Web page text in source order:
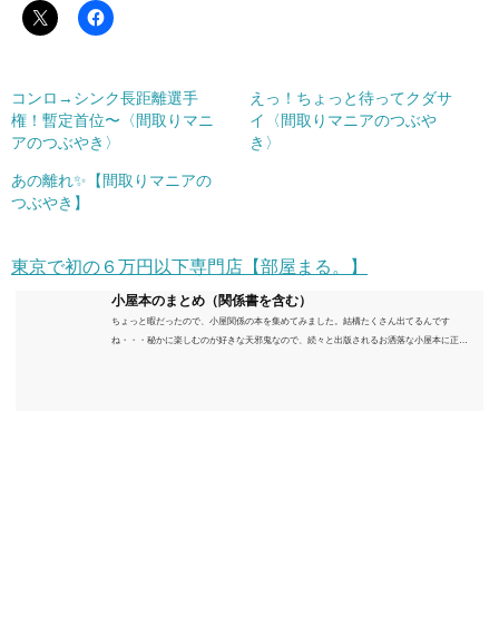
コンロ→シンク長距離選手
権！暫定首位〜〈間取りマニ
アのつぶやき〉
えっ！ちょっと待ってクダサ
イ〈間取りマニアのつぶや
き〉
あの離れ✨【間取りマニアの
つぶやき】
東京で初の６万円以下専門店【部屋まる。】
小屋本のまとめ（関係書を含む）
ちょっと暇だったので、小屋関係の本を集めてみました。結構たくさん出てるんです
ね・・・秘かに楽しむのが好きな天邪鬼なので、続々と出版されるお洒落な小屋本に正直